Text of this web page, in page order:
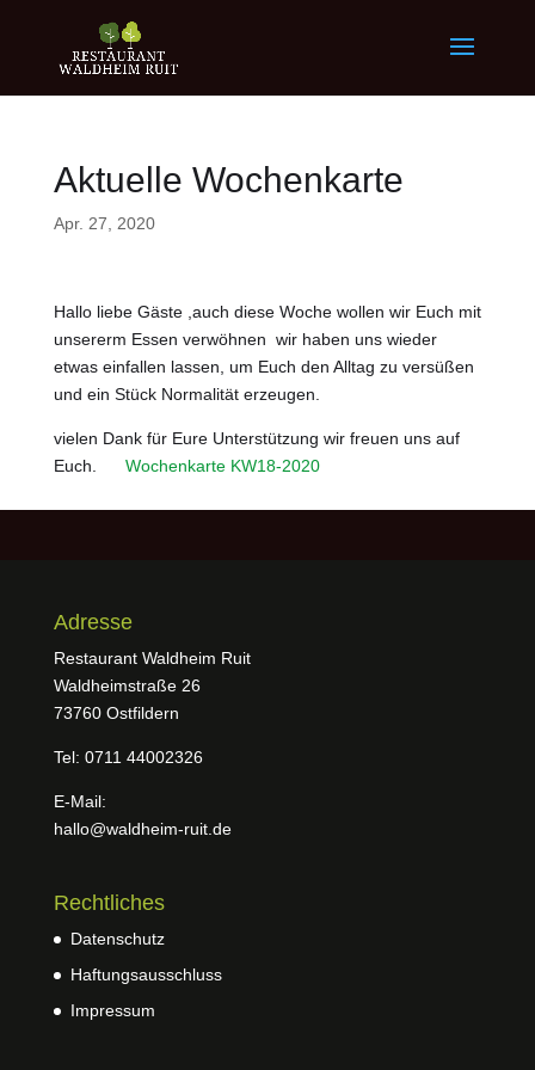
Aktuelle Wochenkarte
Apr. 27, 2020
Hallo liebe Gäste ,auch diese Woche wollen wir Euch mit
unsererm Essen verwöhnen wir haben uns wieder
etwas einfallen lassen, um Euch den Alltag zu versüßen
und ein Stück Normalität erzeugen.
vielen Dank für Eure Unterstützung wir freuen uns auf
Euch. Wochenkarte KW18-2020
Adresse
Restaurant Waldheim Ruit
Waldheimstraße 26
73760 Ostfildern
Tel: 0711 44002326
E-Mail:
hallo@waldheim-ruit.de
Rechtliches
Datenschutz
Haftungsausschluss
Impressum